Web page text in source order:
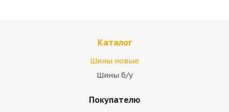
Каталог
Шины новые
Шины б/у
Покупателю